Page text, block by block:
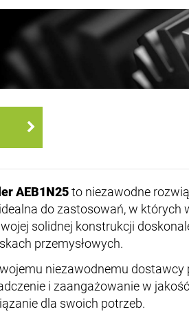
AEB1N25to niezawodne
do zastosowań, w
solidnej konstrukcji
przemysłowych.
niezawodnemu dostawcy
i zaangażowanie w
dla swoich potrzeb.